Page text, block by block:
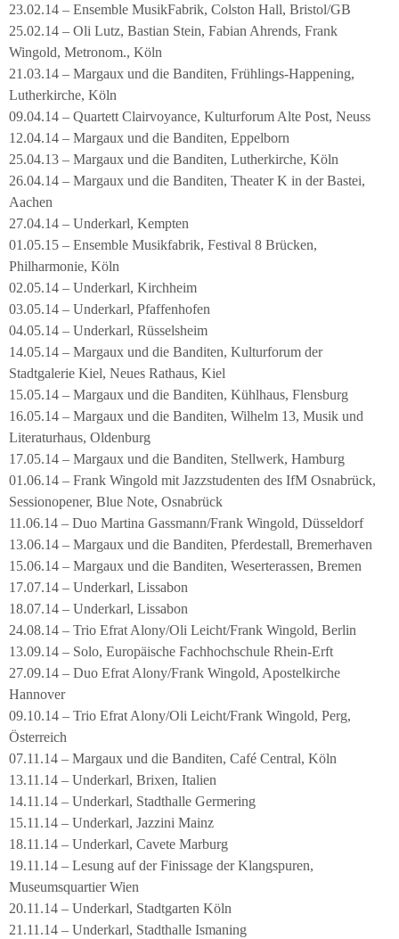
23.02.14 – Ensemble MusikFabrik, Colston Hall, Bristol/GB
25.02.14 – Oli Lutz, Bastian Stein, Fabian Ahrends, Frank
Wingold, Metronom., Köln
21.03.14 – Margaux und die Banditen, Frühlings-Happening,
Lutherkirche, Köln
09.04.14 – Quartett Clairvoyance, Kulturforum Alte Post, Neuss
12.04.14 – Margaux und die Banditen, Eppelborn
25.04.13 – Margaux und die Banditen, Lutherkirche, Köln
26.04.14 – Margaux und die Banditen, Theater K in der Bastei,
Aachen
27.04.14 – Underkarl, Kempten
01.05.15 – Ensemble Musikfabrik, Festival 8 Brücken,
Philharmonie, Köln
02.05.14 – Underkarl, Kirchheim
03.05.14 – Underkarl, Pfaffenhofen
04.05.14 – Underkarl, Rüsselsheim
14.05.14 – Margaux und die Banditen, Kulturforum der
Stadtgalerie Kiel, Neues Rathaus, Kiel
15.05.14 – Margaux und die Banditen, Kühlhaus, Flensburg
16.05.14 – Margaux und die Banditen, Wilhelm 13, Musik und
Literaturhaus, Oldenburg
17.05.14 – Margaux und die Banditen, Stellwerk, Hamburg
01.06.14 – Frank Wingold mit Jazzstudenten des IfM Osnabrück,
Sessionopener, Blue Note, Osnabrück
11.06.14 – Duo Martina Gassmann/Frank Wingold, Düsseldorf
13.06.14 – Margaux und die Banditen, Pferdestall, Bremerhaven
15.06.14 – Margaux und die Banditen, Weserterassen, Bremen
17.07.14 – Underkarl, Lissabon
18.07.14 – Underkarl, Lissabon
24.08.14 – Trio Efrat Alony/Oli Leicht/Frank Wingold, Berlin
13.09.14 – Solo, Europäische Fachhochschule Rhein-Erft
27.09.14 – Duo Efrat Alony/Frank Wingold, Apostelkirche
Hannover
09.10.14 – Trio Efrat Alony/Oli Leicht/Frank Wingold, Perg,
Österreich
07.11.14 – Margaux und die Banditen, Café Central, Köln
13.11.14 – Underkarl, Brixen, Italien
14.11.14 – Underkarl, Stadthalle Germering
15.11.14 – Underkarl, Jazzini Mainz
18.11.14 – Underkarl, Cavete Marburg
19.11.14 – Lesung auf der Finissage der Klangspuren,
Museumsquartier Wien
20.11.14 – Underkarl, Stadtgarten Köln
21.11.14 – Underkarl, Stadthalle Ismaning